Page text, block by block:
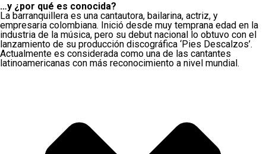
…y ¿por qué es conocida?
La barranquillera es una cantautora, bailarina, actriz, y
empresaria colombiana. Inició desde muy temprana edad en la
industria de la música, pero su debut nacional lo obtuvo con el
lanzamiento de su producción discográfica ‘Pies Descalzos’.
Actualmente es considerada como una de las cantantes
latinoamericanas con más reconocimiento a nivel mundial.